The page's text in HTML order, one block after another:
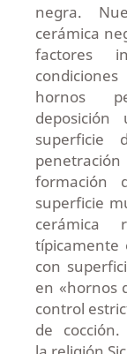
negra.
cerámica
factores
hornos
superficie
formación
superficie
cerámica
típicamente
con
en «hornos
control
de